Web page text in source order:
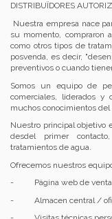
DISTRIBUÏDORES
Nuestra empresa nace
su momento, compraron
como otros tipos de
posvenda, es decir,
preventivos o cuando
Somos un equipo de
comerciales, liderados y
muchos conocimientos del
Nuestro principal objetivo
desdel primer
tratamientos de agua.
Ofrecemos nuestros
- Página web de venta
- Almacen central /